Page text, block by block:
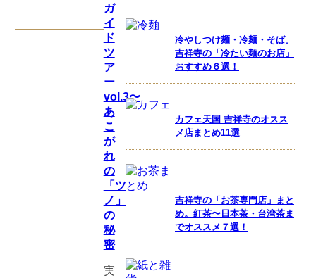
ガ
イ
ド
ツ
ア
ー
vol.3〜
あ
こ
が
れ
の
「ツ
ノ」
の
秘
密
実
冷やしつけ麺・冷麺・そば。
吉祥寺の「冷たい麺のお店」
おすすめ６選！
カフェ天国 吉祥寺のオスス
メ店まとめ11選
吉祥寺の「お茶専門店」まと
め。紅茶〜日本茶・台湾茶ま
でオススメ７選！